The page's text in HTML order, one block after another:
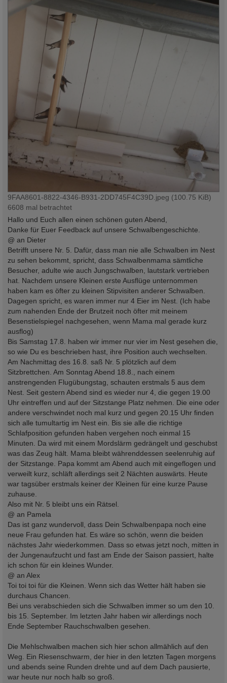
9FAA8601-8822-4346-B931-2DD745F4C39D.jpeg (100.75 KiB)
6608 mal betrachtet
Hallo und Euch allen einen schönen guten Abend,
Danke für Euer Feedback auf unsere Schwalbengeschichte.
@ an Dieter
Betrifft unsere Nr. 5. Dafür, dass man nie alle Schwalben im Nest
zu sehen bekommt, spricht, dass Schwalbenmama sämtliche
Besucher, adulte wie auch Jungschwalben, lautstark vertrieben
hat. Nachdem unsere Kleinen erste Ausflüge unternommen
haben kam es öfter zu kleinen Stipvisiten anderer Schwalben.
Dagegen spricht, es waren immer nur 4 Eier im Nest. (Ich habe
zum nahenden Ende der Brutzeit noch öfter mit meinem
Besenstielspiegel nachgesehen, wenn Mama mal gerade kurz
ausflog)
Bis Samstag 17.8. haben wir immer nur vier im Nest gesehen die,
so wie Du es beschrieben hast, ihre Position auch wechselten.
Am Nachmittag des 16.8. saß Nr. 5 plötzlich auf dem
Sitzbrettchen. Am Sonntag Abend 18.8., nach einem
anstrengenden Flugübungstag, schauten erstmals 5 aus dem
Nest. Seit gestern Abend sind es wieder nur 4, die gegen 19.00
Uhr eintreffen und auf der Sitzstange Platz nehmen. Die eine oder
andere verschwindet noch mal kurz und gegen 20.15 Uhr finden
sich alle tumultartig im Nest ein. Bis sie alle die richtige
Schlafposition gefunden haben vergehen noch einmal 15
Minuten. Da wird mit einem Mordslärm gedrängelt und geschubst
was das Zeug hält. Mama bleibt währenddessen seelenruhig auf
der Sitzstange. Papa kommt am Abend auch mit eingeflogen und
verweilt kurz, schläft allerdings seit 2 Nächten auswärts. Heute
war tagsüber erstmals keiner der Kleinen für eine kurze Pause
zuhause.
Also mit Nr. 5 bleibt uns ein Rätsel.
@ an Pamela
Das ist ganz wundervoll, dass Dein Schwalbenpapa noch eine
neue Frau gefunden hat. Es wäre so schön, wenn die beiden
nächstes Jahr wiederkommen. Dass so etwas jetzt noch, mitten in
der Jungenaufzucht und fast am Ende der Saison passiert, halte
ich schon für ein kleines Wunder.
@ an Alex
Toi toi toi für die Kleinen. Wenn sich das Wetter hält haben sie
durchaus Chancen.
Bei uns verabschieden sich die Schwalben immer so um den 10.
bis 15. September. Im letzten Jahr haben wir allerdings noch
Ende September Rauchschwalben gesehen.
Die Mehlschwalben machen sich hier schon allmählich auf den
Weg. Ein Riesenschwarm, der hier in den letzten Tagen morgens
und abends seine Runden drehte und auf dem Dach pausierte,
war heute nur noch halb so groß.